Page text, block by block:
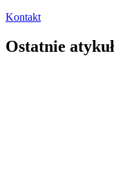
Kontakt
Ostatnie